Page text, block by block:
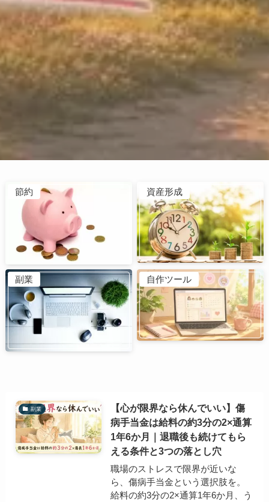
節約 資産形成
副業 自作ツール
副業
【心が限界なら休んでいい】傷
病手当金は給料の約3分の2×通算
1年6か月｜退職後も続けてもら
える条件と3つの落とし穴
職場のストレスで限界が近いな
ら、傷病手当金という選択肢を。
給料の約3分の2×通算1年6か月、う